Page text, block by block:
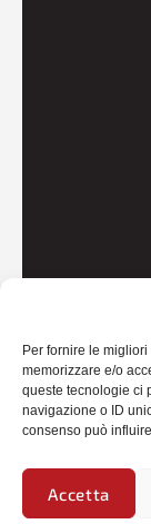
Per fornire le
memorizzare e/o
queste tecnologie ci
navigazione o ID
consenso può
Accetta